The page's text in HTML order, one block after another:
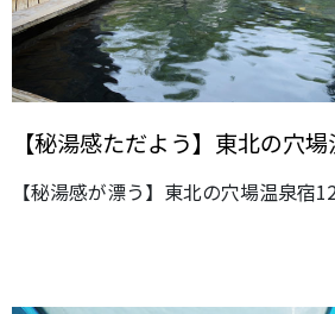
【秘湯感ただよう】東北の穴
【秘湯感が漂う】東北の穴場温泉宿